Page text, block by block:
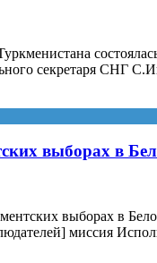
секретаря СНГ
выборах в
выборах в
миссия